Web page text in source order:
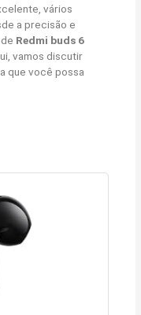
vários
a precisão e
Redmi buds 6
vamos discutir
que você possa